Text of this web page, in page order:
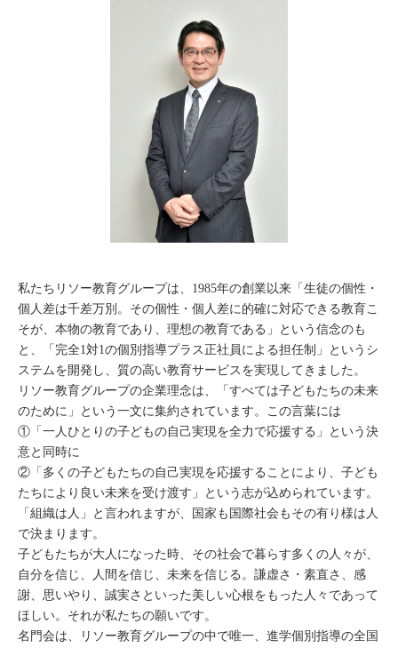
私たちリソー教育グループは、1985年の創業以来「生徒の個性・
個人差は千差万別。その個性・個人差に的確に対応できる教育こ
そが、本物の教育であり、理想の教育である」という信念のも
と、「完全1対1の個別指導プラス正社員による担任制」というシ
ステムを開発し、質の高い教育サービスを実現してきました。
リソー教育グループの企業理念は、「すべては子どもたちの未来
のために」という一文に集約されています。この言葉には
①「一人ひとりの子どもの自己実現を全力で応援する」という決
意と同時に
②「多くの子どもたちの自己実現を応援することにより、子ども
たちにより良い未来を受け渡す」という志が込められています。
「組織は人」と言われますが、国家も国際社会もその有り様は人
で決まります。
子どもたちが大人になった時、その社会で暮らす多くの人々が、
自分を信じ、人間を信じ、未来を信じる。謙虚さ・素直さ、感
謝、思いやり、誠実さといった美しい心根をもった人々であって
ほしい。それが私たちの願いです。
名門会は、リソー教育グループの中で唯一、進学個別指導の全国